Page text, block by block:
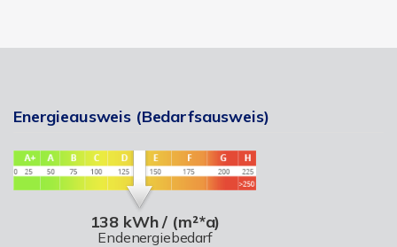
Energieausweis (Bedarfsausweis)
138 kWh / (m²*a)
Endenergiebedarf